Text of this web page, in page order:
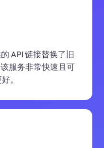
API 链接替换了旧
服务非常快速且可
。